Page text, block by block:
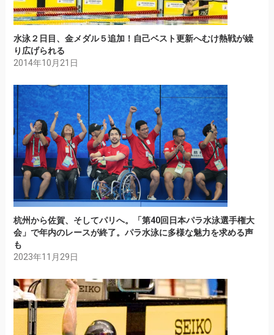
水泳２日目、金メダル５追加！自己ベスト更新へむけ熱戦が繰
り広げられる
2014年10月21日
杭州から佐賀、そしてパリへ。「第40回日本パラ水泳選手権大
会」で年内のレースが終了。パラ水泳に多様な魅力を求める声
も
2023年11月29日